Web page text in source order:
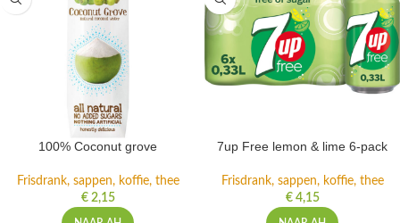
100% Coconut grove
Frisdrank, sappen, koffie, thee
€2,15
7up Free lemon & lime 6-pack
Frisdrank, sappen, koffie, thee
€4,15